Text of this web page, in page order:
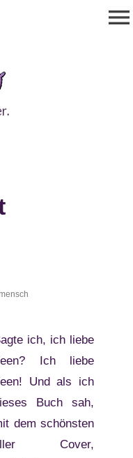
menu
ich, ich liebe
Ich liebe
Und als ich
Buch sah,
dem schönsten
Cover,